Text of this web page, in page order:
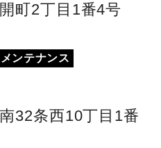
町2丁目1番4号
メンテナンス
32条西10丁目1番